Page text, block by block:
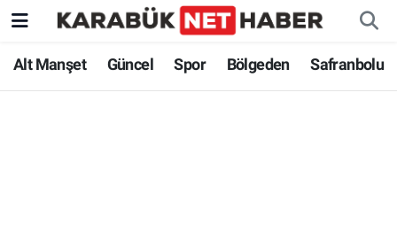
Alt Manşet Güncel Spor Bölgeden Safranbolu